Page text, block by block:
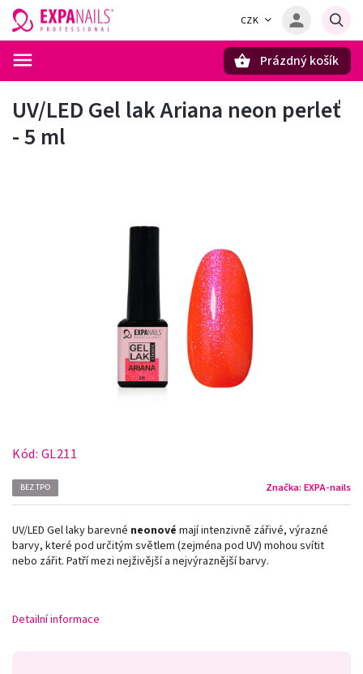
CZK
Prázdný košík
UV/LED Gel lak Ariana neon perleť
- 5 ml
Kód: GL211
BEZ TPO Značka: EXPA-nails
UV/LED Gel laky barevné neonové mají intenzivně zářivé, výrazné
barvy, které pod určitým světlem (zejména pod UV) mohou svítit
nebo zářit. Patří mezi nejživější a nejvýraznější barvy.
Detailní informace